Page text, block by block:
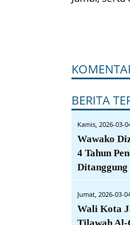
BERITA
Kamis, 2026-03-
Wawako
4 Tahun
Jumat, 2026-03-
Wali Kota